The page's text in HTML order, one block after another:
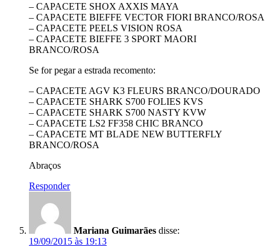
– CAPACETE SHOX AXXIS MAYA
– CAPACETE BIEFFE VECTOR FIORI BRANCO/ROSA
– CAPACETE PEELS VISION ROSA
– CAPACETE BIEFFE 3 SPORT MAORI
BRANCO/ROSA
Se for pegar a estrada recomento:
– CAPACETE AGV K3 FLEURS BRANCO/DOURADO
– CAPACETE SHARK S700 FOLIES KVS
– CAPACETE SHARK S700 NASTY KVW
– CAPACETE LS2 FF358 CHIC BRANCO
– CAPACETE MT BLADE NEW BUTTERFLY
BRANCO/ROSA
Abraços
Responder
Mariana Guimarães disse:
19/09/2015 às 19:13